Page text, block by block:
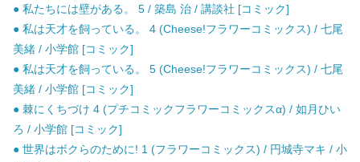
● 私たちには壁がある。 5 / 築島 治 / 講談社 [コミック]
● 私は天才を飼っている。 4 (Cheese!フラワーコミックス) / 七尾
美緒 / 小学館 [コミック]
● 私は天才を飼っている。 5 (Cheese!フラワーコミックス) / 七尾
美緒 / 小学館 [コミック]
● 棘にくちづけ 4 (プチコミックフラワーコミックスα) / 如月ひい
ろ / 小学館 [コミック]
● 世界はボクらのために! 1 (フラワーコミックス) / 円城寺マキ / 小